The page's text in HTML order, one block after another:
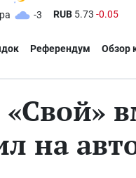
-3
RUB 5.73 -0.05
Референдум Обзор
на